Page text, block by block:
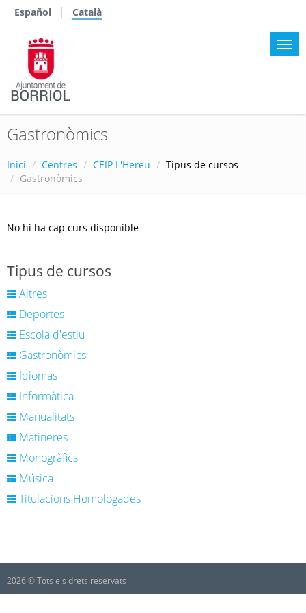
Español Català
Gastronòmics
Inici Centres CEIP L'Hereu
Tipus de cursos
Gastronòmics
No hi ha cap curs disponible
Tipus de cursos
Altres
Deportes
Escola d'estiu
Gastronòmics
Idiomas
Informàtica
Manualitats
Matineres
Monogràfics
Música
Titulacions Homologades
2026 © Tots els drets reservats